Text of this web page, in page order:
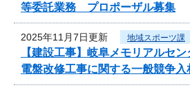
等委託業務 プロポーザル募集
2025年11月7日更新 地域スポーツ課
【建設工事】岐阜メモリアルセ
電盤改修工事に関する一般競争入